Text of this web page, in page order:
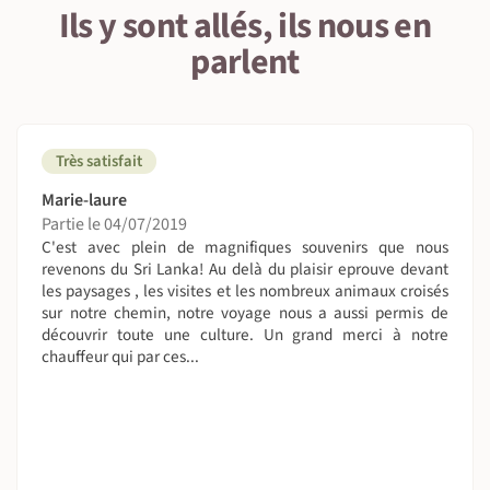
On se déplace comment sur place ?
En voiture climatisée, en avion entre Jaffna et Colombo.
nous vous recommandons de nous jamais laisser vos
fermée à clef.
Volez en bonne compagnie !
Nous vous proposons de voyager avec des compagnies
régulières
telles que Qatar, Emirates, Air India ou encore Jet
Airways.
Ils y sont allés, ils nous en
parlent
Très satisfait
Marie-laure
Partie le 04/07/2019
C'est avec plein de magnifiques souvenirs que nous
revenons du Sri Lanka! Au delà du plaisir eprouve devant
les paysages , les visites et les nombreux animaux croisés
sur notre chemin, notre voyage nous a aussi permis de
découvrir toute une culture. Un grand merci à notre
chauffeur qui par ces...